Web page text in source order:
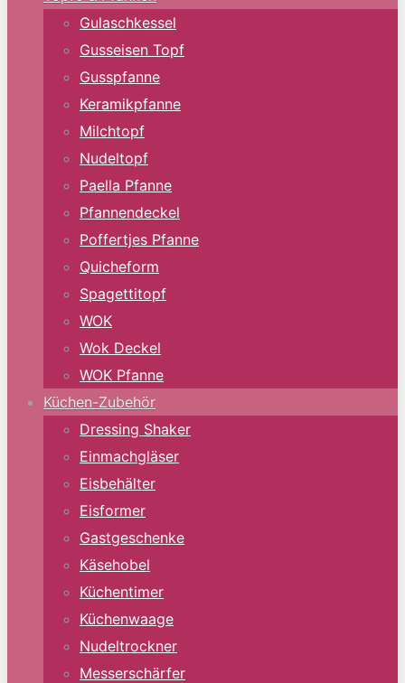
Gulaschkessel
Gusseisen Topf
Gusspfanne
Keramikpfanne
Milchtopf
Nudeltopf
Paella Pfanne
Pfannendeckel
Poffertjes Pfanne
Quicheform
Spagettitopf
WOK
Wok Deckel
WOK Pfanne
Küchen-Zubehör
Dressing Shaker
Einmachgläser
Eisbehälter
Eisformer
Gastgeschenke
Käsehobel
Küchentimer
Küchenwaage
Nudeltrockner
Messerschärfer